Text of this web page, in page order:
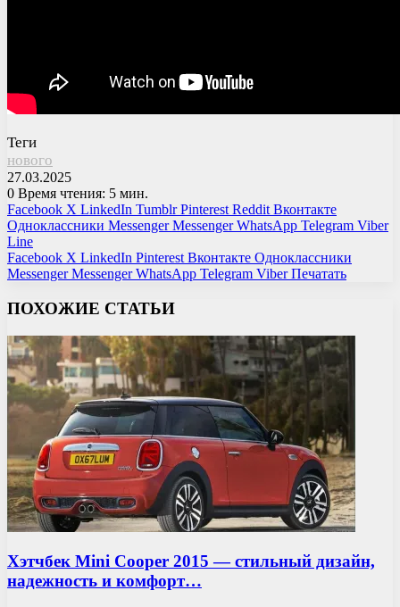
Теги
нового
27.03.2025
0 Время чтения: 5 мин.
Facebook X LinkedIn Tumblr Pinterest Reddit Вконтакте
Одноклассники Messenger Messenger WhatsApp Telegram Viber
Line
Facebook X LinkedIn Pinterest Вконтакте Одноклассники
Messenger Messenger WhatsApp Telegram Viber Печатать
ПОХОЖИЕ СТАТЬИ
Хэтчбек Mini Cooper 2015 — стильный дизайн,
надежность и комфорт…